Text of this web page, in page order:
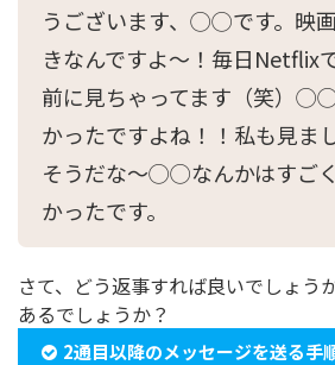
うございます、◯◯です。映
きなんですよ〜！毎日Netflix
前に見ちゃってます（笑）
かったですよね！！私も見ま
そうだな〜◯◯なんかはすご
かったです。
さて、どう返事すれば良いでしょう
あるでしょうか？
2通目以降のメッセージを送る手